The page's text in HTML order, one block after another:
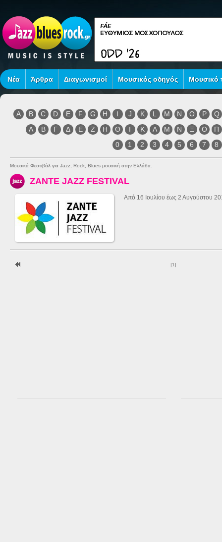
Νέα Άρθρα Διαγωνισμοί Μουσικός οδηγός Μουσικό
A B C D E F G H I J K L M N O P
Q
Α
Β Γ Δ Ε Ζ Η Θ Ι Κ Λ Μ Ν Ξ Ο
Π
0
1 2 3 4 5 6 7 8
Μουσικά Φεστιβάλ για Jazz, Rock, Blues μουσική στην Ελλάδα.
ZANTE JAZZ FESTIVAL
Από 16 Ιουλίου έως 2 Αυγούστου
|1 |